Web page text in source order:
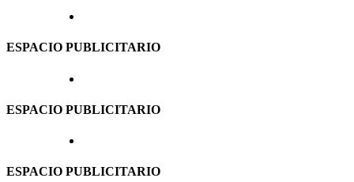
ESPACIO PUBLICITARIO
ESPACIO PUBLICITARIO
ESPACIO PUBLICITARIO